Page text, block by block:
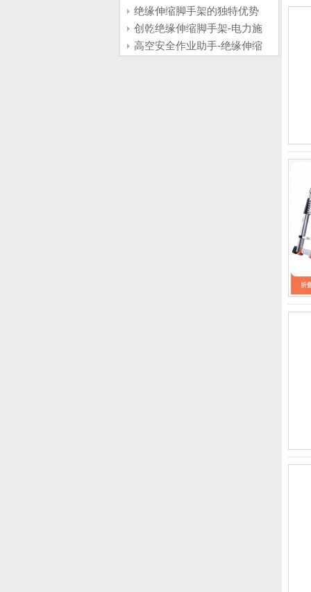
次供货九元航空
绝缘伸缩脚手架的独特优势
创乾绝缘伸缩脚手架-电力施
工搭档
高空安全作业助手-绝缘伸缩